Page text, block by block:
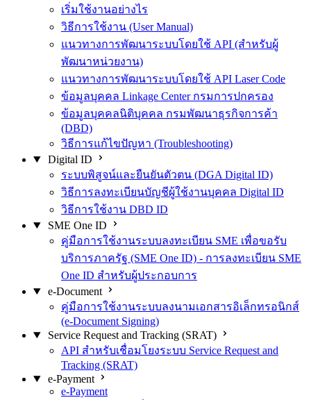
เริ่มใช้งานอย่างไร
วิธีการใช้งาน (User Manual)
แนวทางการพัฒนาระบบโดยใช้ API (สำหรับผู้
พัฒนาหน่วยงาน)
แนวทางการพัฒนาระบบโดยใช้ API Laser Code
ข้อมูลบุคคล Linkage Center กรมการปกครอง
ข้อมูลบุคคลนิติบุคคล กรมพัฒนาธุรกิจการค้า
(DBD)
วิธีการแก้ไขปัญหา (Troubleshooting)
Digital ID
ระบบพิสูจน์และยืนยันตัวตน (DGA Digital ID)
วิธีการลงทะเบียนบัญชีผู้ใช้งานบุคคล Digital ID
วิธีการใช้งาน DBD ID
SME One ID
คู่มือการใช้งานระบบลงทะเบียน SME เพื่อขอรับ
บริการภาครัฐ (SME One ID) - การลงทะเบียน SME
One ID สำหรับผู้ประกอบการ
e-Document
คู่มือการใช้งานระบบลงนามเอกสารอิเล็กทรอนิกส์
(e-Document Signing)
Service Request and Tracking (SRAT)
API สำหรับเชื่อมโยงระบบ Service Request and
Tracking (SRAT)
e-Payment
e-Payment